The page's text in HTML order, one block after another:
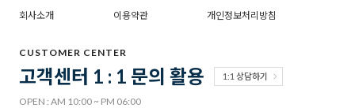
회사소개 이용약관 개인정보처리방침
CUSTOMER CENTER
고객센터 1 : 1 문의 활용 1:1 상담하기
OPEN : AM 10:00 ~ PM 06:00